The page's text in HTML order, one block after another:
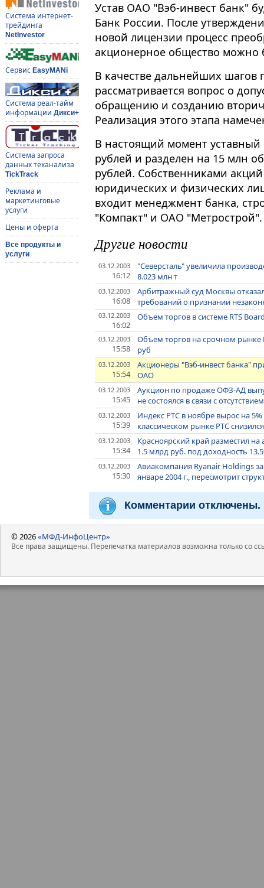
Система интернет-
трейдинга
NetInvestor
Сервис EasyMANi
Система реал-тайм
информации Дикси+
Система запроса
данных теханализа
TickTrack
Реклама и
маркетинговые
услуги
Цены и оферта
Все продукты и
услуги
Устав ОАО "Вэб-инвест банк"
Банк России. После
новой лицензии процесс
акционерное общество можно
В качестве дальнейших шагов
рассматривается вопрос о
обращению и созданию
Реализация этого этапа
В настоящий момент уставный
рублей и разделен на 15 млн
рублей. Собственниками
юридических и физических
входит менеджмент банка,
"Компакт" и ОАО "Метрострой".
Другие новости
03.12.2003
16:12
"Северсталь" увеличила
8.023 млн т
03.12.2003
16:08
Арбитражный суд Москвы
требований о признании
03.12.2003
16:02
Объем торгов в системе RTS
03.12.2003
15:58
Объем торгов на срочном рынке
руб
03.12.2003
15:54
Акционеры "Вэб-инвест банка"
ОАО
03.12.2003
15:45
Аукцион по продаже ОФЗ-АД
не состоялся в связи с
03.12.2003
15:39
Индекс РТС в ноябре вырос на
классическом рынке РТС
03.12.2003
15:34
Красноярский край разместил
1.5 млрд руб. под доходность
03.12.2003
15:30
Авиакомпания Ryanair Holdings
январе 2004 г., пересмотрит
Комментарии отключены.
© 2026«МФД-ИнфоЦентр»
Все права защищены. Перепечатка материалов возможна только со